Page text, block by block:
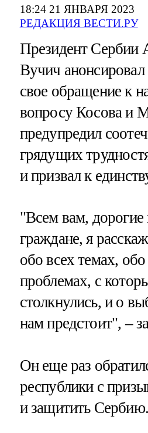
18:24 21 ЯНВАРЯ 2023
РЕДАКЦИЯ ВЕСТИ.РУ
Президент Сербии
Вучич анонсировал
свое обращение к
вопросу Косова и
предупредил
грядущих
и призвал к
"Всем вам,
граждане, я
обо всех темах, обо
проблемах, с
столкнулись, и о
нам предстоит", –
Он еще раз
республики с
и защитить Сербию.